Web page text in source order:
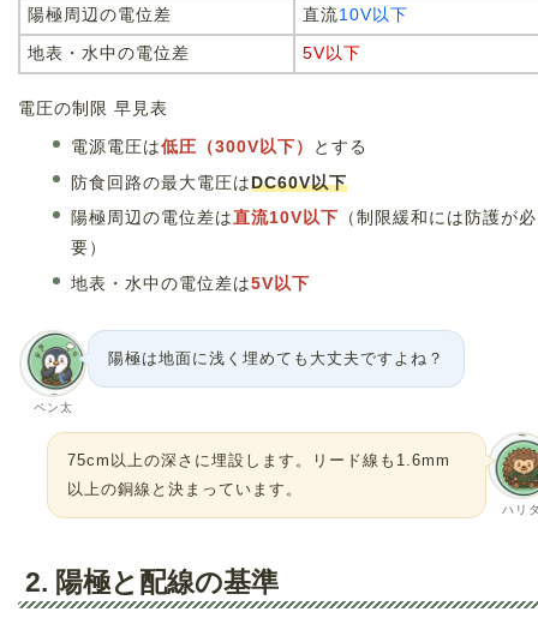
陽極周辺の電位差 直流10V以下
地表・水中の電位差 5V以下
電圧の制限 早見表
電源電圧は低圧（300V以下）
とする
防食回路の最大電圧はDC60V以下
陽極周辺の電位差は直流10V以下 （制限緩和には防護が必
要）
地表・水中の電位差は5V以下
ペン太
陽極は地面に浅く埋めても大丈夫ですよね？
ハリ
75cm以上の深さに埋設します。リード線も1.6mm
以上の銅線と決まっています。
2. 陽極と配線の基準